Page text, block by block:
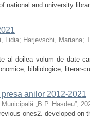
national and university
Lidia; Harjevschi, Mariana;
al doilea volum de date
bibliologice, literar-
anilor 2012-2021
„B.P. Hasdeu”,
ones2. developed on